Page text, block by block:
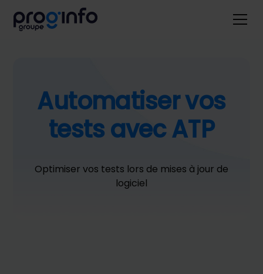
Automatiser vos
tests avec ATP
Optimiser vos tests lors de mises à jour de
logiciel